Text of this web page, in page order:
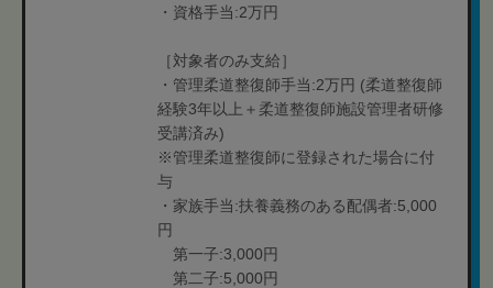
・資格手当:2万円
［対象者のみ支給］
・管理柔道整復師手当:2万円 (柔道整復師
経験3年以上＋柔道整復師施設管理者研修
受講済み)
※管理柔道整復師に登録された場合に付
与
・家族手当:扶養義務のある配偶者:5,000
円
第一子:3,000円
第二子:5,000円